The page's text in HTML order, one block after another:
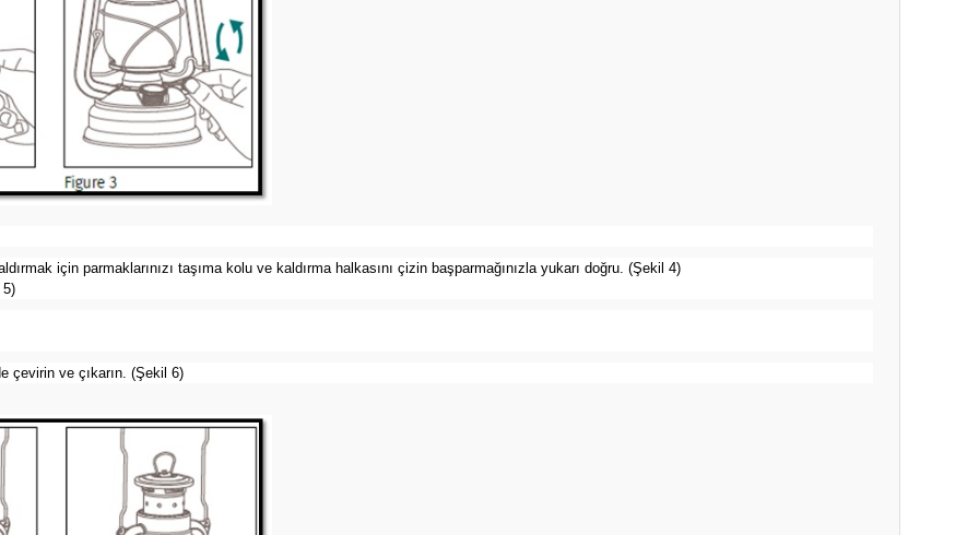
için parmaklarınızı taşıma kolu ve kaldırma halkasını çizin başparmağınızla yukarı doğru. (Şekil 4)
5)
çevirin ve çıkarın. (Şekil 6)